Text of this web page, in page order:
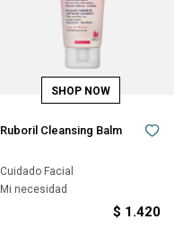
Ruboril Cleansing Balm
Cuidado Facial
Mi necesidad
$ 1.420